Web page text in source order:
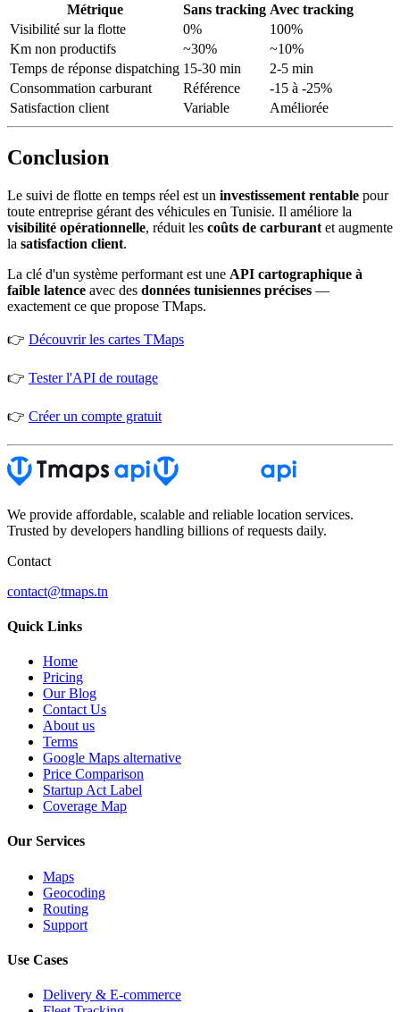
Métrique Sans tracking Avec tracking
Visibilité sur la flotte
0%
100%
Km non productifs
~30%
~10%
Temps de réponse dispatching 15-30 min
2-5 min
Consommation carburant
Référence
-15 à -25%
Satisfaction client
Variable Améliorée
Conclusion
Le suivi de flotte en temps réel est un investissement rentable pour
toute entreprise gérant des véhicules en Tunisie. Il améliore la
visibilité opérationnelle, réduit les coûts de carburant et augmente
la satisfaction client.
La clé d'un système performant est une API cartographique à
faible latence avec des données tunisiennes précises —
exactement ce que propose TMaps.
👉 Découvrir les cartes TMaps
👉 Tester l'API de routage
👉 Créer un compte gratuit
We provide affordable, scalable and reliable location services.
Trusted by developers handling billions of requests daily.
Contact
contact@tmaps.tn
Quick Links
Home
Pricing
Our Blog
Contact Us
About us
Terms
Google Maps alternative
Price Comparison
Startup Act Label
Coverage Map
Our Services
Maps
Geocoding
Routing
Support
Use Cases
Delivery & E-commerce